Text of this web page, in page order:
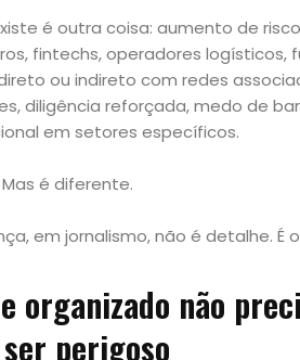
é outra coisa: aumento de
fintechs, operadores
ou indireto com redes
diligência reforçada, medo de
em setores específicos.
Mas é diferente.
em jornalismo, não é detalhe. É
organizado não
perigoso